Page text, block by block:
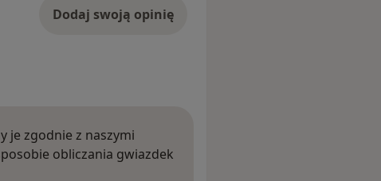
Dodaj swoją opinię
je zgodnie z naszymi
obliczania gwiazdek